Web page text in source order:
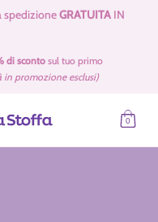
spedizioneGRATUITA IN
Filati 🧶
di scontosul tuo primo
in promozione esclusi)
0